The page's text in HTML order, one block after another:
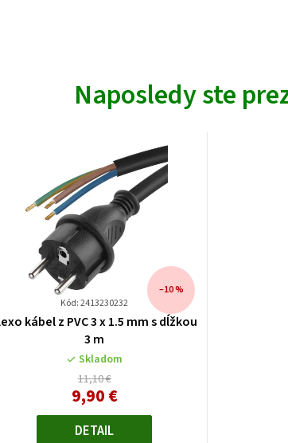
Naposledy ste
Kód: 2413230232
kábel z PVC 3 x 1.5 mm s dĺžkou
3 m
Skladom
11,10 €
–10 %
9,90 €Jednotková
DETAIL